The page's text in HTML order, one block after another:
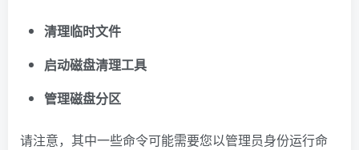
清理临时文件
启动磁盘清理工具
管理磁盘分区
请注意，其中一些命令可能需要您以管理员身份运行命